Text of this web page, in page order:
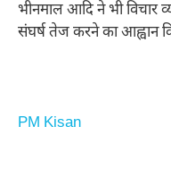
भीनमाल आदि ने भी
संघर्ष तेज करने का आह्वान
PM Kisan